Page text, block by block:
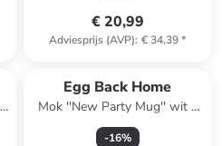
€ 20,99
Adviesprijs (AVP): € 34,39*
Egg Back Home
Mok ''New Party Mug'' wit -
450 ml
-16%